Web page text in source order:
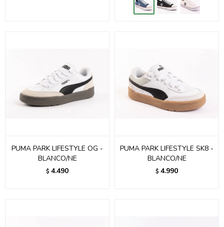
PUMA PARK LIFESTYLE OG -
BLANCO/NE
$ 4.490
PUMA PARK LIFESTYLE SK8 -
BLANCO/NE
$ 4.990